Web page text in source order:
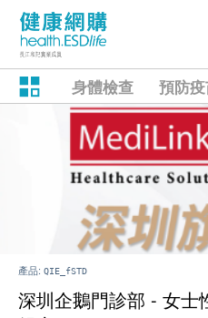
身體檢查 預防
產品: QIE_fSTD
深圳企鵝門診部 - 女士